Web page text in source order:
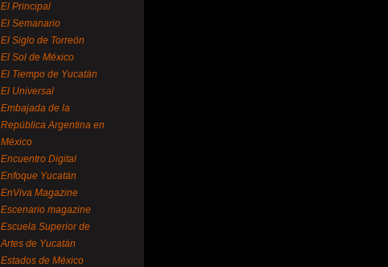
El Principal
El Semanario
El Siglo de Torreón
El Sol de México
El Tiempo de Yucatán
El Universal
Embajada de la
República Argentina en
México
Encuentro Digital
Enfoque Yucatán
EnViva Magazine
Escenario magazine
Escuela Superior de
Artes de Yucatán
Estados de México